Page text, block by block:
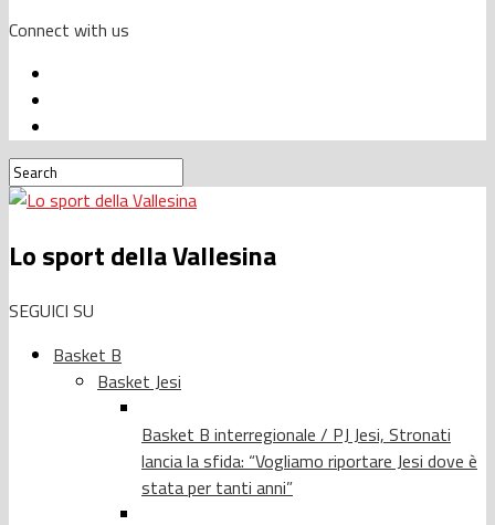
Connect with us
Lo sport della Vallesina
SEGUICI SU
Basket B
Basket Jesi
Basket B interregionale / PJ Jesi, Stronati
lancia la sfida: “Vogliamo riportare Jesi dove è
stata per tanti anni”